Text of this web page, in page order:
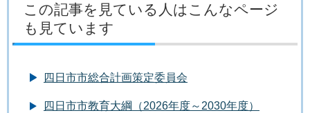
この記事を見ている人はこんなページ
も見ています
四日市市総合計画策定委員会
四日市市教育大綱（2026年度～2030年度）